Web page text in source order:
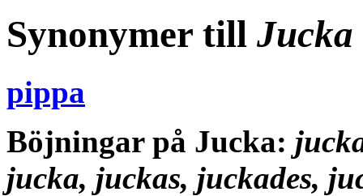
Synonymer till Jucka
pippa
Böjningar på Jucka:
jucka, juckas, juckades,